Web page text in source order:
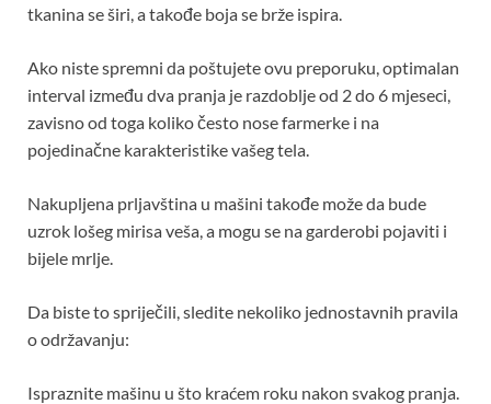
tkanina se širi, a takođe boja se brže ispira.
Ako niste spremni da poštujete ovu preporuku, optimalan
interval između dva pranja je razdoblje od 2 do 6 mjeseci,
zavisno od toga koliko često nose farmerke i na
pojedinačne karakteristike vašeg tela.
Nakupljena prljavština u mašini takođe može da bude
uzrok lošeg mirisa veša, a mogu se na garderobi pojaviti i
bijele mrlje.
Da biste to spriječili, sledite nekoliko jednostavnih pravila
o održavanju:
Ispraznite mašinu u što kraćem roku nakon svakog pranja.